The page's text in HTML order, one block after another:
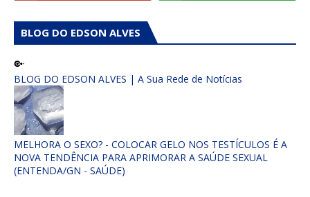
BLOG DO EDSON ALVES
BLOG DO EDSON ALVES | A Sua Rede de Notícias
MELHORA O SEXO? - COLOCAR GELO NOS TESTÍCULOS É A
NOVA TENDÊNCIA PARA APRIMORAR A SAÚDE SEXUAL
(ENTENDA/GN - SAÚDE)